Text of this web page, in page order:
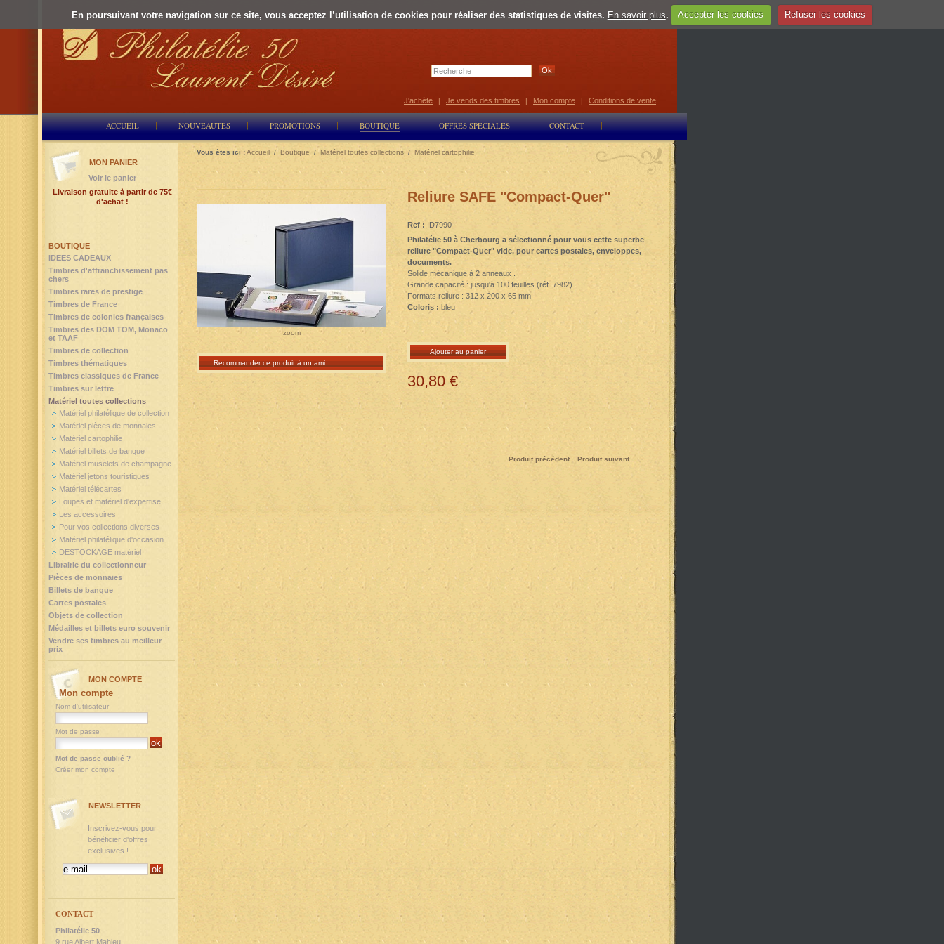
En poursuivant votre navigation sur ce site, vous acceptez l’utilisation de cookies pour réaliser des statistiques de visites. En savoir plus. Accepter les cookies Refuser les cookies
Select Language ▼
ACCUEIL NOUVEAUTÉS PROMOTIONS BOUTIQUE OFFRES SPÉCIALES CONTACT
J'achète | Je vends des timbres | Mon compte | Conditions de vente
Vous êtes ici :Accueil / Boutique / Matériel toutes collections / Matériel cartophilie
zoom
Recommander ce produit à un ami
Reliure SAFE "Compact-Quer"
Ref : ID7990
Philatélie 50 à Cherbourg a sélectionné pour vous cette superbe
reliure "Compact-Quer" vide, pour cartes postales, enveloppes,
documents.
Solide mécanique à 2 anneaux .
Grande capacité : jusqu'à 100 feuilles (réf. 7982).
Formats reliure : 312 x 200 x 65 mm
Coloris : bleu
Ajouter au panier
30,80 €
Produit précédent Produit suivant
BOUTIQUE
IDEES CADEAUX
Timbres d'affranchissement pas
chers
Timbres rares de prestige
Timbres de France
Timbres de colonies françaises
Timbres des DOM TOM, Monaco
et TAAF
Timbres de collection
Timbres thématiques
Timbres classiques de France
Timbres sur lettre
Matériel toutes collections
Matériel philatélique de collection
Matériel pièces de monnaies
Matériel cartophilie
Matériel billets de banque
Matériel muselets de champagne
Matériel jetons touristiques
Matériel télécartes
Loupes et matériel d'expertise
Les accessoires
Pour vos collections diverses
Matériel philatélique d'occasion
DESTOCKAGE matériel
Librairie du collectionneur
Pièces de monnaies
Billets de banque
Cartes postales
Objets de collection
Médailles et billets euro souvenir
Vendre ses timbres au meilleur
prix
MON PANIER
Voir le panier
Livraison gratuite à partir de 75€
d'achat !
MON COMPTE
Mon compte
Nom d'utilisateur
Mot de passe
Mot de passe oublié ?
Créer mon compte
NEWSLETTER
Inscrivez-vous pour
bénéficier d'offres
exclusives !
CONTACT
Philatélie 50
9,rue Albert Mahieu